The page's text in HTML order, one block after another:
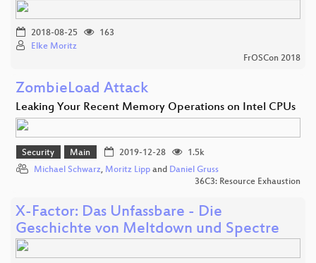
2018-08-25
163
Elke Moritz
FrOSCon 2018
ZombieLoad Attack
Leaking Your Recent Memory Operations on Intel CPUs
Security Main 2019-12-28
1.5k
Michael Schwarz, Moritz Lipp and Daniel Gruss
36C3: Resource Exhaustion
X-Factor: Das Unfassbare - Die
Geschichte von Meltdown und Spectre